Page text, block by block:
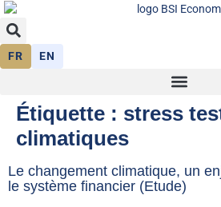
FR EN
Étiquette : stress
climatiques
Le changement climatique, un
le système financier (Etude)